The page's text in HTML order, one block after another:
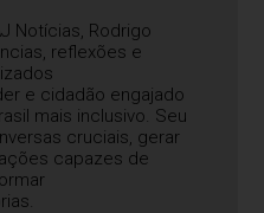
Notícias, Rodrigo
reflexões e
e cidadão engajado
mais inclusivo. Seu
cruciais, gerar
capazes de